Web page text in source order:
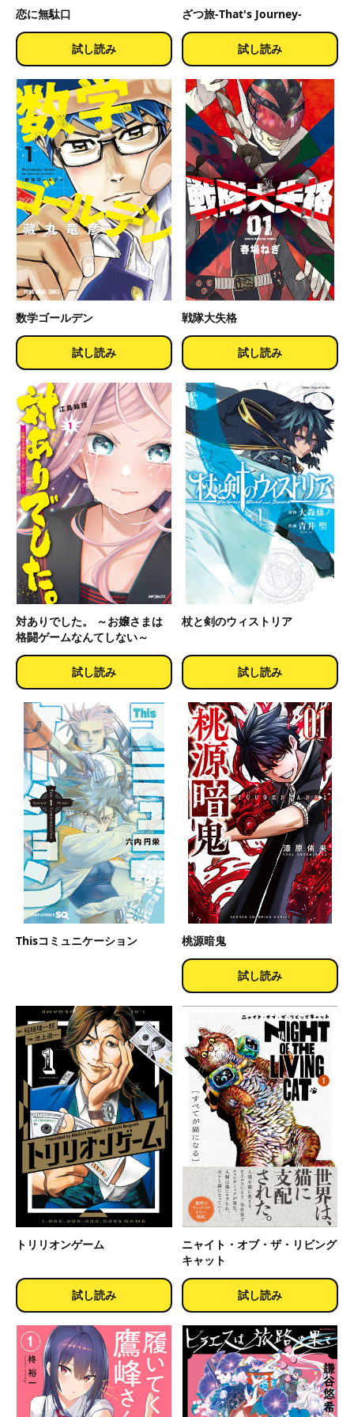
恋に無駄口
試し読み
ざつ旅-That's Journey-
試し読み
数学ゴールデン
試し読み
戦隊大失格
試し読み
対ありでした。 ～お嬢さまは
格闘ゲームなんてしない～
試し読み
杖と剣のウィストリア
試し読み
Thisコミュニケーション 桃源暗鬼
試し読み
トリリオンゲーム
試し読み
ニャイト・オブ・ザ・リビング
キャット
試し読み